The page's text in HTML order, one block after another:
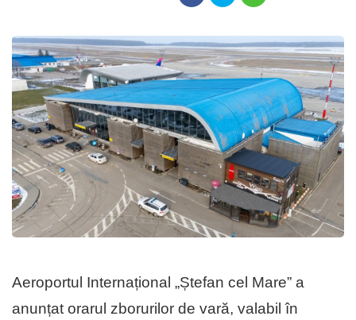
Aeroportul Internațional „Ștefan cel Mare” a
anunțat orarul zborurilor de vară, valabil în